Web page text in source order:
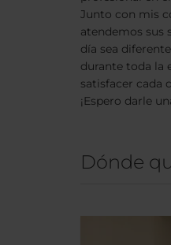
Junto con mis
atendemos sus
día sea
durante toda la
satisfacer cada
¡Espero darle
Dónde